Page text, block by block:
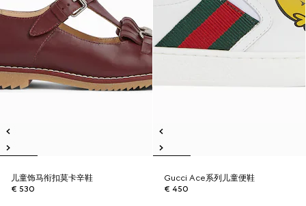
儿童饰马衔扣莫卡辛鞋
€ 530
Gucci Ace系列儿童便鞋
€ 450